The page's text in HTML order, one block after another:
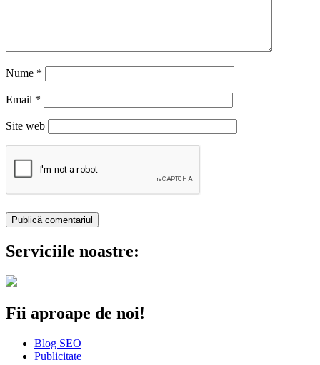
Nume *
Email *
Site web
Serviciile noastre:
Fii aproape de noi!
Blog SEO
Publicitate